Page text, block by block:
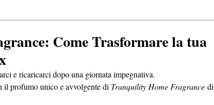
Come Trasformare la tua
e ricaricarci dopo una giornata impegnativa.
il profumo unico e avvolgente di Tranquility Home Fragrance di